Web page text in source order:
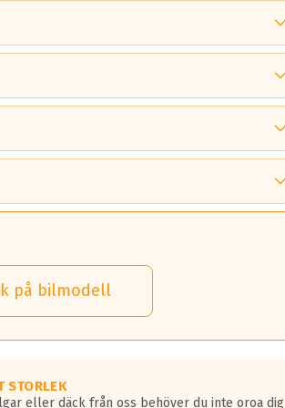
på.
däck.
på bilmodell
STORLEK
eller däck från oss behöver du inte oroa dig